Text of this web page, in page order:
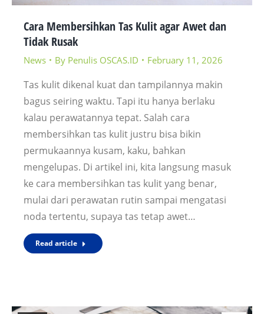
Cara Membersihkan Tas Kulit agar Awet dan
Tidak Rusak
News By Penulis OSCAS.ID February 11, 2026
Tas kulit dikenal kuat dan tampilannya makin
bagus seiring waktu. Tapi itu hanya berlaku
kalau perawatannya tepat. Salah cara
membersihkan tas kulit justru bisa bikin
permukaannya kusam, kaku, bahkan
mengelupas. Di artikel ini, kita langsung masuk
ke cara membersihkan tas kulit yang benar,
mulai dari perawatan rutin sampai mengatasi
noda tertentu, supaya tas tetap awet…
Read article